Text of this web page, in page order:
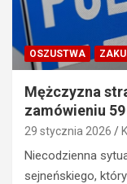
OSZUSTWA
Mężczyzna
zamówieniu
29 stycznia 2026
Niecodzienna
sejneńskiego,
o
a
z
d
y
z
a
p
z
z
a
k
a
z
e
m
p